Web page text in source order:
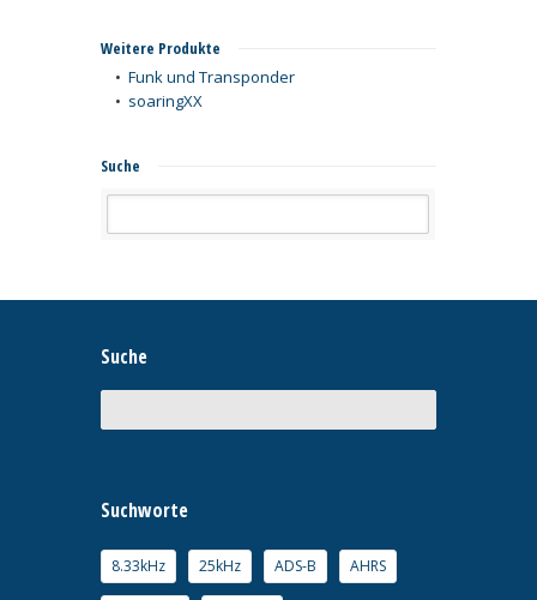
Weitere Produkte
• Funk und Transponder
• soaringXX
Suche
Suche
Suchworte
8.33kHz 25kHz ADS-B AHRS